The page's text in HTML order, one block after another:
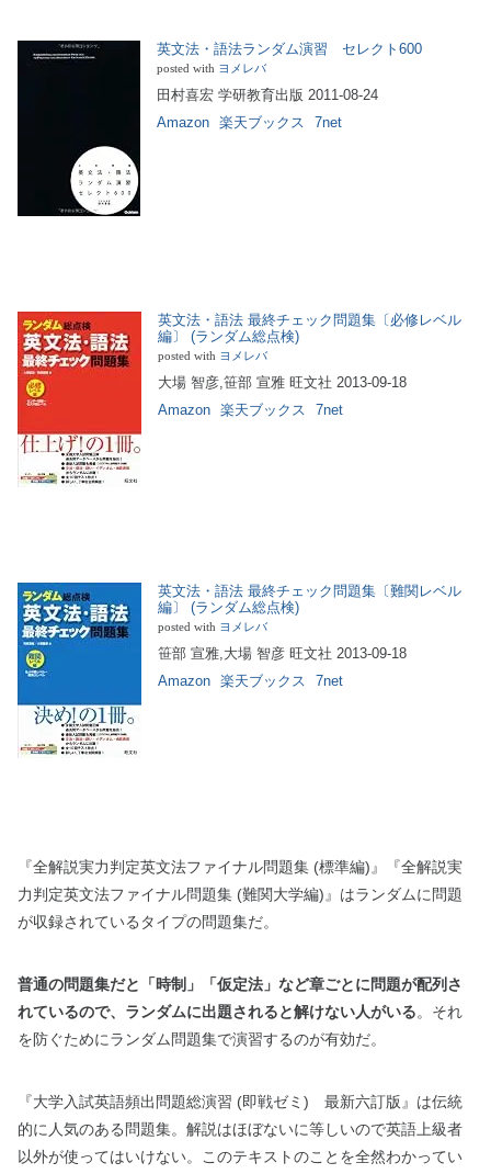
英文法・語法ランダム演習 セレクト600
posted with ヨメレバ
田村喜宏 学研教育出版 2011-08-24
Amazon 楽天ブックス 7net
英文法・語法 最終チェック問題集〔必修レベル
編〕 (ランダム総点検)
posted with ヨメレバ
大場 智彦,笹部 宣雅 旺文社 2013-09-18
Amazon 楽天ブックス 7net
英文法・語法 最終チェック問題集〔難関レベル
編〕 (ランダム総点検)
posted with ヨメレバ
笹部 宣雅,大場 智彦 旺文社 2013-09-18
Amazon 楽天ブックス 7net
『全解説実力判定英文法ファイナル問題集 (標準編)』『全解説実
力判定英文法ファイナル問題集 (難関大学編)』はランダムに問題
が収録されているタイプの問題集だ。
普通の問題集だと「時制」「仮定法」など章ごとに問題が配列さ
れているので、ランダムに出題されると解けない人がいる。それ
を防ぐためにランダム問題集で演習するのが有効だ。
『大学入試英語頻出問題総演習 (即戦ゼミ) 最新六訂版』は伝統
的に人気のある問題集。解説はほぼないに等しいので英語上級者
以外が使ってはいけない。このテキストのことを全然わかってい